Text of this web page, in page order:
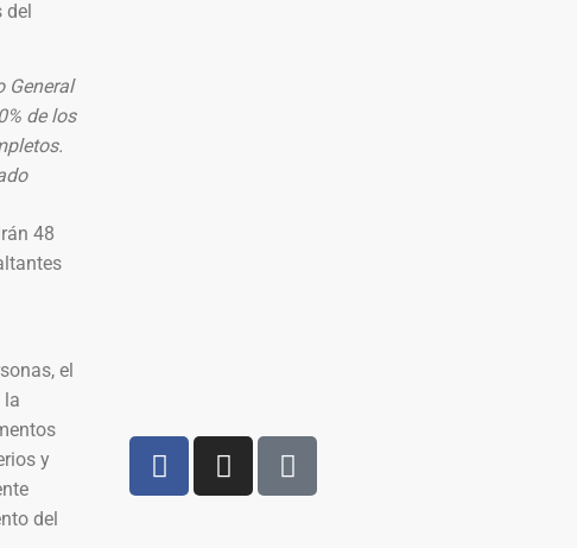
General
de los
48
el
la
y
del